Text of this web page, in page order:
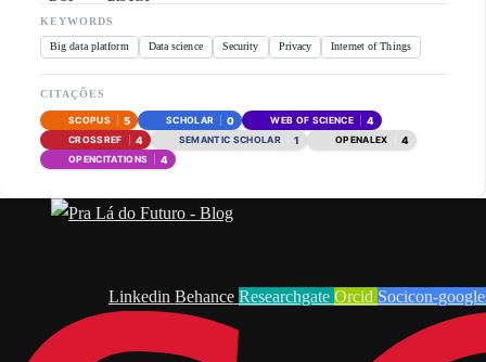
KEYWORDS
Big data platform Data science Security Privacy Internet of Things
CITAÇÕES
SCOPUS 5 SCHOLAR 0 WEB OF SCIENCE 4
CROSSREF 4 SEMANTIC SCHOLAR 1 OPENALEX 4
OPENCITATIONS 4
Linkedin Behance Researchgate Orcid Socicon-